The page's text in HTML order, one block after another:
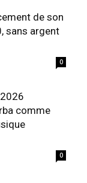
de son
sans argent
0
comme
0